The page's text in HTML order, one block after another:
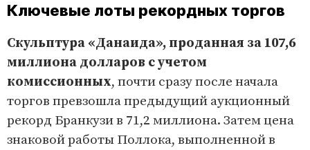
Ключевые лоты рекордных торгов
Скульптура «Данаида», проданная за 107,6
миллиона долларов с учетом
комиссионных, почти сразу после начала
торгов превзошла предыдущий аукционный
рекорд Бранкузи в 71,2 миллиона. Затем цена
знаковой работы Поллока, выполненной в